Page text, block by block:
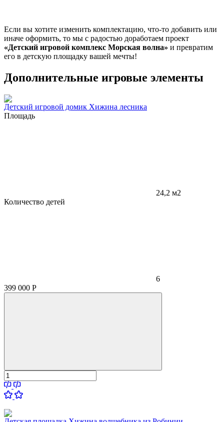
Если вы хотите изменить комплектацию, что-то добавить или
иначе оформить, то мы с радостью доработаем проект
«Детский игровой комплекс Морская волна» и превратим
его в детскую площадку вашей мечты!
Дополнительные игровые элементы
Детский игровой домик Хижина лесника
Площадь
24,2 м2
Количество детей
6
399 000 Р